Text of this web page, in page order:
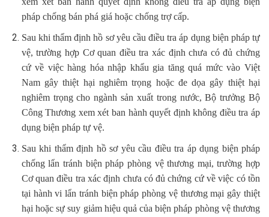
pháp chống bán phá giá hoặc chống trợ cấp.
Sau khi thẩm định hồ sơ yêu cầu điều tra áp dụng biện pháp tự
vệ, trường hợp Cơ quan điều tra xác định chưa có đủ chứng
cứ về việc hàng hóa nhập khẩu gia tăng quá mức vào Việt
Nam gây thiệt hại nghiêm trọng hoặc đe dọa gây thiệt hại
nghiêm trọng cho ngành sản xuất trong nước, Bộ trưởng Bộ
Công Thương xem xét ban hành quyết định không điều tra áp
dụng biện pháp tự vệ.
Sau khi thẩm định hồ sơ yêu cầu điều tra áp dụng biện pháp
chống lẩn tránh biện pháp phòng vệ thương mại, trường hợp
Cơ quan điều tra xác định chưa có đủ chứng cứ về việc có tồn
tại hành vi lẩn tránh biện pháp phòng vệ thương mại gây thiệt
hại hoặc sự suy giảm hiệu quả của biện pháp phòng vệ thương